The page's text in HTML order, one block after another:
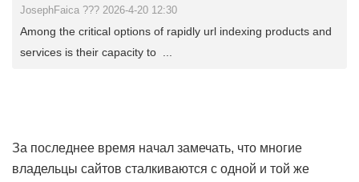
JosephFaica ??? 2026-4-20 12:30
Among the critical options of rapidly url indexing products and
services is their capacity to ...
За последнее время начал замечать, что многие
владельцы сайтов сталкиваются с одной и той же